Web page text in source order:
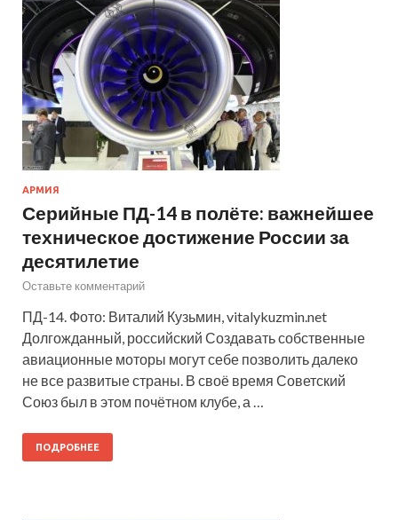
АРМИЯ
Серийные ПД-14 в полёте: важнейшее
техническое достижение России за
десятилетие
Оставьте комментарий
ПД-14. Фото: Виталий Кузьмин, vitalykuzmin.net
Долгожданный, российский Создавать собственные
авиационные моторы могут себе позволить далеко
не все развитые страны. В своё время Советский
Союз был в этом почётном клубе, а …
ПОДРОБНЕЕ